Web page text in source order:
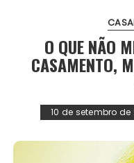
O QUE NÃO
CASAMENTO,
10 de setembro de